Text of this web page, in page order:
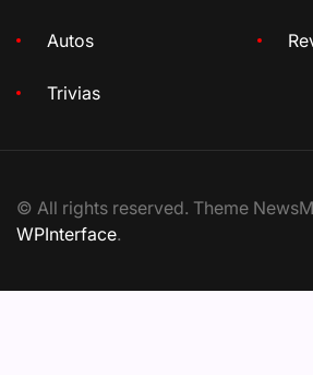
Autos
Trivias
© All rights reserved. Theme
WPInterface.